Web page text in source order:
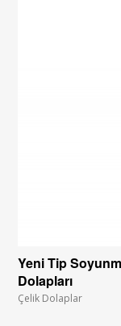
Yeni Tip
Dolapları
Çelik Dolaplar